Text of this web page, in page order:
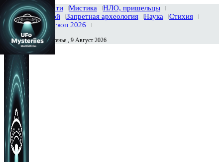
Главная Новости Мистика
НЛО, пришельцы
Тайны вселенной
Запретная археология Наука
Стихия
История
Гороскоп 2026
Сегодня Воскресенье , 9 Август 2026